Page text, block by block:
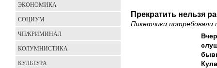
Прекратить нельзя
Пикетчики потребовали
ЭКОНОМИКА
СОЦИУМ
ЧП/КРИМИНАЛ
КОЛУМНИСТИКА
КУЛЬТУРА